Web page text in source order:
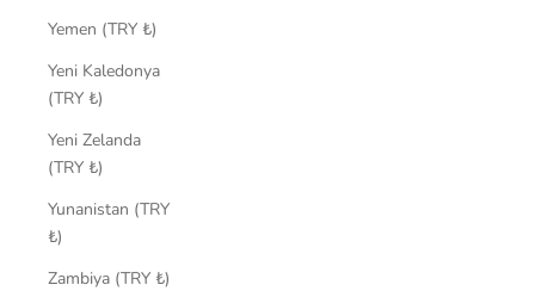
Yemen (TRY ₺)
Yeni Kaledonya
(TRY ₺)
Yeni Zelanda
(TRY ₺)
Yunanistan (TRY
₺)
Zambiya (TRY ₺)